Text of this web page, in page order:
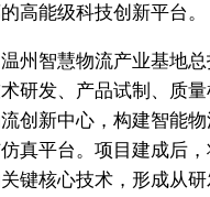
高能级科技创新平台。
州智慧物流产业基地总
研发、产品试制、质
创新中心，构建智能
真平台。项目建成后
键核心技术，形成从